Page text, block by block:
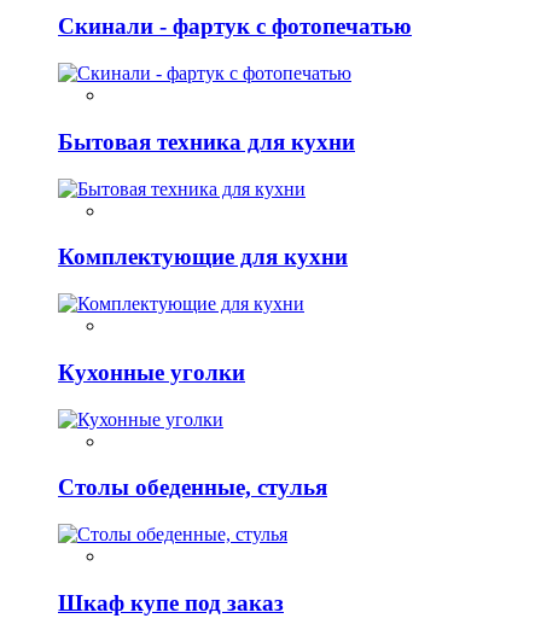
Скинали - фартук с фотопечатью
Бытовая техника для кухни
Комплектующие для кухни
Кухонные уголки
Столы обеденные, стулья
Шкаф купе под заказ